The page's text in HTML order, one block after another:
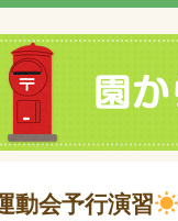
動会予行演習